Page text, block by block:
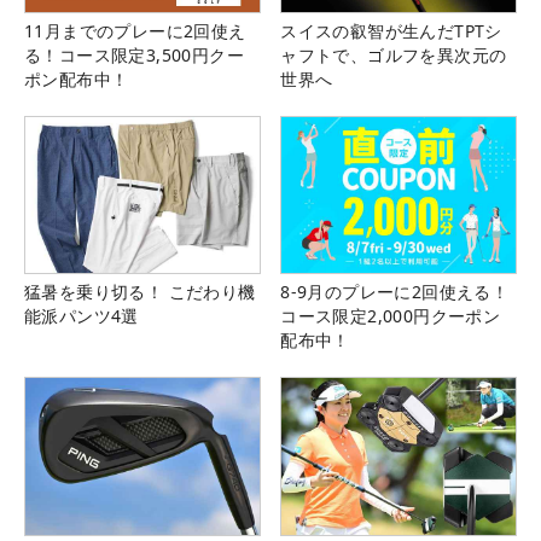
11月までのプレーに2回使え
る！コース限定3,500円クー
ポン配布中！
スイスの叡智が生んだTPTシ
ャフトで、ゴルフを異次元の
世界へ
猛暑を乗り切る！ こだわり機
能派パンツ4選
8-9月のプレーに2回使える！
コース限定2,000円クーポン
配布中！